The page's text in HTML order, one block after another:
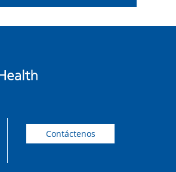
Contáctenos